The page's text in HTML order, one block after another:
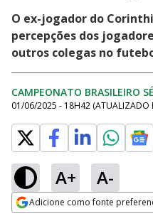
O ex-jogador do
percepções dos
outros colegas no
CAMPEONATO BRASILEIRO
01/06/2025 - 18H42 (ATUALIZADO
A+ A-
Adicione como fonte
Ativar
77.81%